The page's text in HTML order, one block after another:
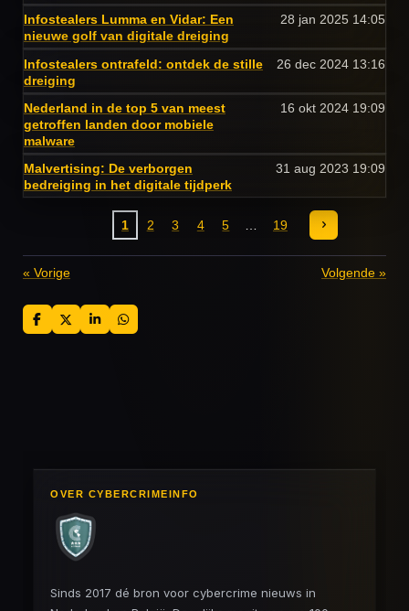
Infostealers Lumma en Vidar: Een
nieuwe golf van digitale dreiging
28 jan 2025 14:05
Infostealers ontrafeld: ontdek de stille
dreiging
26 dec 2024 13:16
Nederland in de top 5 van meest
getroffen landen door mobiele
malware
16 okt 2024 19:09
Malvertising: De verborgen
bedreiging in het digitale tijdperk
31 aug 2023 19:09
1 2 3 4 5 19
« Vorige Volgende »
D
e
D
e
S
h
D
e
OVER CYBERCRIMEINFO
Sinds 2017 dé bron voor cybercrime nieuws in